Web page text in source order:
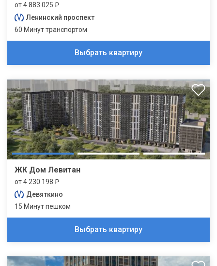
от 4 883 025 ₽
Ленинский проспект
60 Минут транспортом
Выбрать квартиру
ЖК Дом Левитан
от 4 230 198 ₽
Девяткино
15 Минут пешком
Выбрать квартиру